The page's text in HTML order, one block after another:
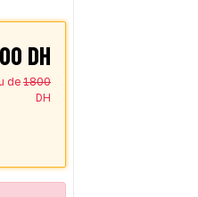
DH
de1800
DH